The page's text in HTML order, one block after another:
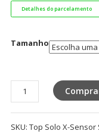
Detalhes do parcelamento
Tamanho
Solo
X-
Sensor
SKU: Top Solo X-Sensor